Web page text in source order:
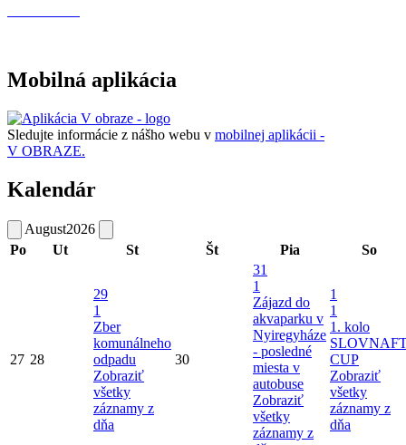
Mobilná aplikácia
Sledujte informácie z nášho webu v mobilnej aplikácii -
V OBRAZE.
Kalendár
August2026
Po
Ut St Št Pia So
27 28
29
1
Zber
komunálneho
odpadu
Zobraziť
všetky
záznamy z
dňa
30
31
1
Zájazd do
akvaparku v
Nyiregyháze
- posledné
miesta v
autobuse
Zobraziť
všetky
záznamy z
1
1
1. kolo
CUP
Zobraziť
všetky
záznamy z
dňa